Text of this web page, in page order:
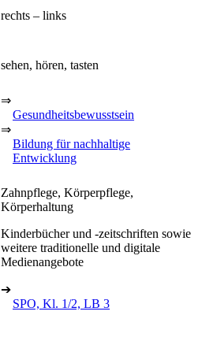
rechts – links
sehen, hören, tasten
⇒
Gesundheitsbewusstsein
⇒
Bildung für nachhaltige
Entwicklung
Zahnpflege, Körperpflege,
Körperhaltung
Kinderbücher und -zeitschriften sowie
weitere traditionelle und digitale
Medienangebote
➔
SPO, Kl. 1/2, LB 3